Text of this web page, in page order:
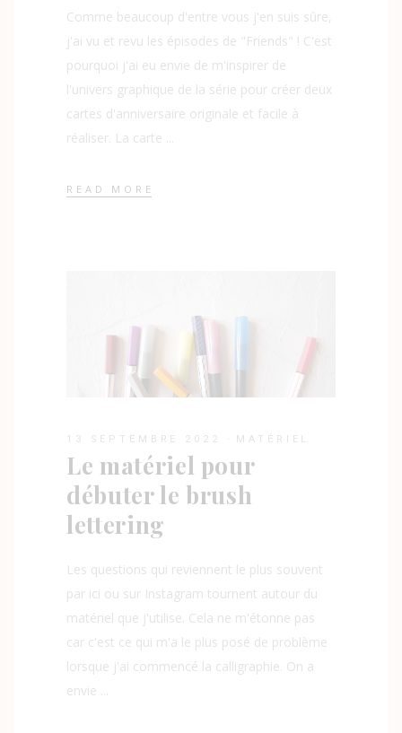
Comme beaucoup d'entre vous j'en suis sûre,
j'ai vu et revu les épisodes de "Friends" ! C'est
pourquoi j'ai eu envie de m'inspirer de
l'univers graphique de la série pour créer deux
cartes d'anniversaire originale et facile à
réaliser. La carte
READ MORE
13 SEPTEMBRE 2022 MATÉRIEL
Le matériel pour
débuter le brush
lettering
Les questions qui reviennent le plus souvent
par ici ou sur Instagram tournent autour du
matériel que j'utilise. Cela ne m'étonne pas
car c'est ce qui m'a le plus posé de problème
lorsque j'ai commencé la calligraphie. On a
envie